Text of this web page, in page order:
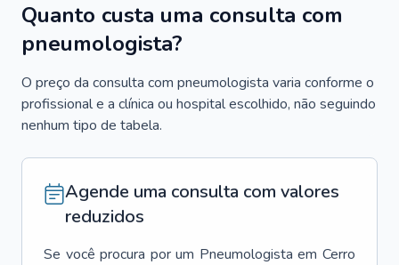
Quanto custa uma consulta com
pneumologista?
O preço da consulta com pneumologista varia conforme o
profissional e a clínica ou hospital escolhido, não seguindo
nenhum tipo de tabela.
Agende uma consulta com valores
reduzidos
Se você procura por um Pneumologista em Cerro